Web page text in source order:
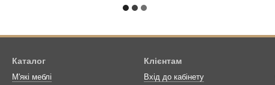
Каталог
М'які меблі
Клієнтам
Вхід до кабінету